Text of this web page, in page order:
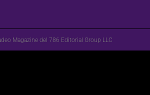
Magazine del 786 Editorial Group LLC